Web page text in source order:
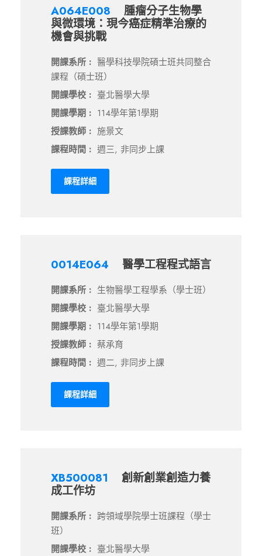
A064E008
腫瘤分子生物學
與微環境：現今癌症精準治療的
機會與挑戰
開課系所 : 醫學科技學院碩士班共同整合
課程（碩士班）
開課學校 : 臺北醫學大學
開課學期 : 114學年第1學期
授課教師 : 施景文
課程時間 : 週三, 非同步上課
課程詳細
0014E064 醫學工程程式語言
開課系所 : 生物醫學工程學系（學士班）
開課學校 : 臺北醫學大學
開課學期 : 114學年第1學期
授課教師 : 蔡承育
課程時間 : 週二, 非同步上課
課程詳細
XB500081
創新創業創造力養
成工作坊
開課系所 : 跨領域學院學士班課程（學士
班）
開課學校 : 臺北醫學大學